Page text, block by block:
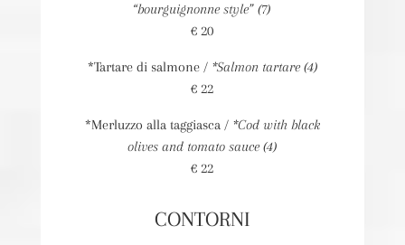
“bourguignonne style” (7)
€ 20
*Tartare di salmone / *Salmon tartare (4)
€ 22
*Merluzzo alla taggiasca / *Cod with black
olives and tomato sauce (4)
€ 22
CONTORNI